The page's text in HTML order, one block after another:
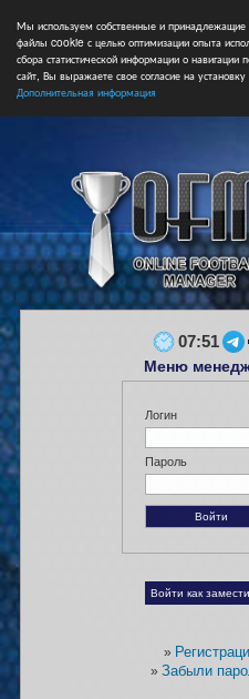
Мы используем собственные и принадлежащие
файлы cookie с целью оптимизации опыта
сбора статистической информации о
сайт, Вы выражаете свое согласие на
Дополнительная информация
Главная Форум Турниры
07:51
Меню
Логин
Пароль
»
» Забыли